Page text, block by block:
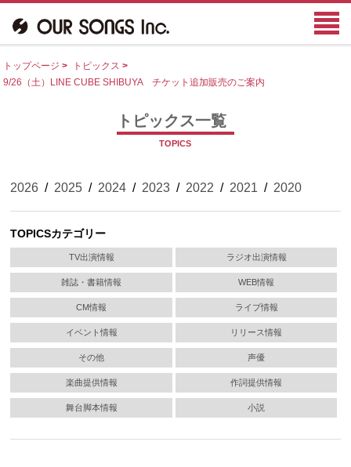
トップページ > トピックス >
9/26（土）LINE CUBE SHIBUYA チケット追加販売のご案内
トピックス一覧
TOPICS
2026 / 2025 / 2024 / 2023 / 2022 / 2021 / 2020
TOPICSカテゴリー
TV出演情報 ラジオ出演情報
雑誌・書籍情報 WEB情報
CM情報 ライブ情報
イベント情報 リリース情報
その他 声優
楽曲提供情報 作詞提供情報
舞台脚本情報 小説